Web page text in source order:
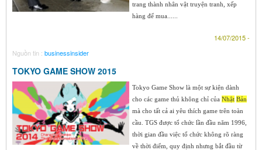
trang thành nhân vật truyện tranh, xếp
hàng để mua......
14/07/2015 -
Nguồn tin : businessinsider
TOKYO GAME SHOW 2015
Tokyo Game Show là một sự kiện dành
cho các game thủ không chỉ của Nhật Bản
mà cho tất cả ai yêu thích game trên toàn
cầu. TGS được tổ chức lần đầu năm 1996,
thời gian đầu việc tổ chức không rõ ràng
về thời điểm, quy định nhưng bắt đầu từ